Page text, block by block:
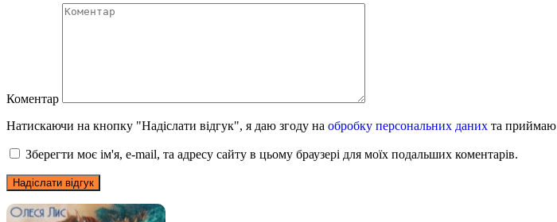
Коментар
Натискаючи на кнопку "Надіслати відгук", я даю згоду на обробку персональних даних та приймаю
Зберегти моє ім'я, e-mail, та адресу сайту в цьому браузері для моїх подальших коментарів.